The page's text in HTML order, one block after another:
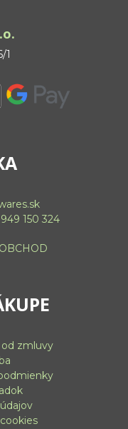
1
150 324
od zmluvy